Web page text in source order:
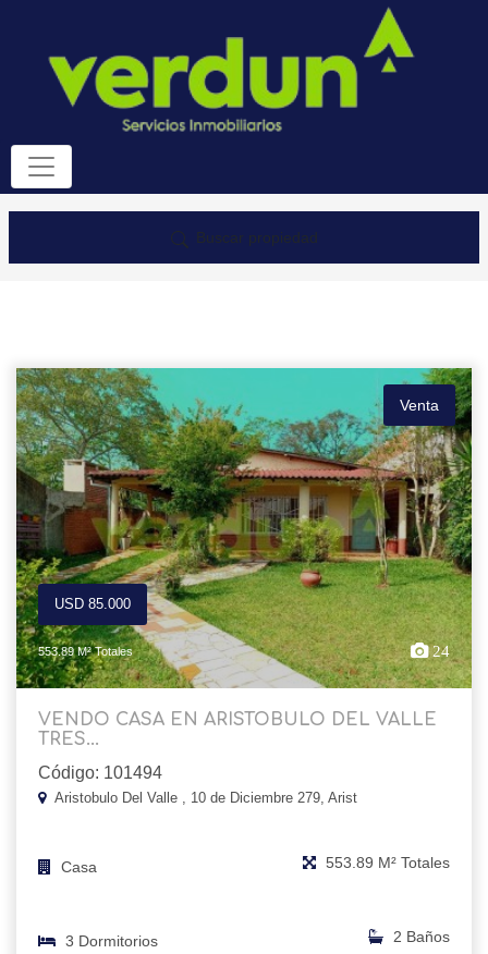
Buscar propiedad
Venta
USD 85.000
553.89 M² Totales 24
VENDO CASA EN ARISTOBULO DEL VALLE
TRES...
Código: 101494
Aristobulo Del Valle , 10 de Diciembre 279, Arist
Casa 553.89 M² Totales
3 Dormitorios 2 Baños